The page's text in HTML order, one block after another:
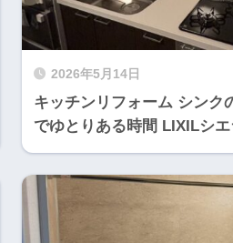
2026年5月14日
キッチンリフォーム シンク
でゆとりある時間 LIXILシ